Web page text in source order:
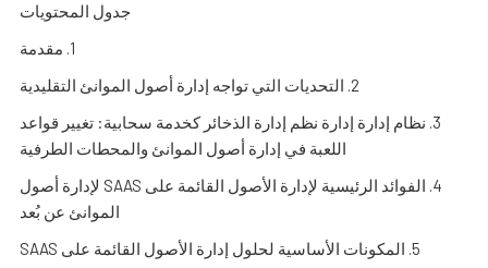
جدول المحتويات
1. مقدمة
2. التحديات التي تواجه إدارة أصول الموانئ التقليدية
3. نظام إدارة إدارة نظم إدارة الذخائر كخدمة سحابية: تغيير قواعد
اللعبة في إدارة أصول الموانئ والمحطات الطرفية
4. الفوائد الرئيسية لإدارة الأصول القائمة على SAAS لإدارة أصول
الموانئ عن بُعد
5. المكونات الأساسية لحلول إدارة الأصول القائمة على SAAS